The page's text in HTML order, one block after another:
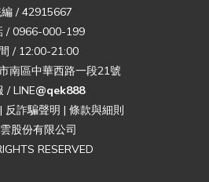
/ 42915667
/ 0966-000-199
/ 12:00-21:00
南區中華西路一段21號
/ LINE@qek888
| 反詐騙聲明 | 條款與細則
股份有限公司
RESERVED